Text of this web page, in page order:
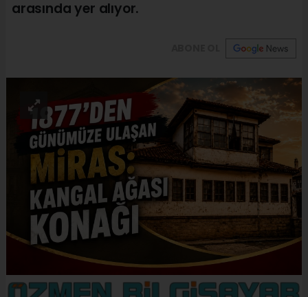
arasında yer alıyor.